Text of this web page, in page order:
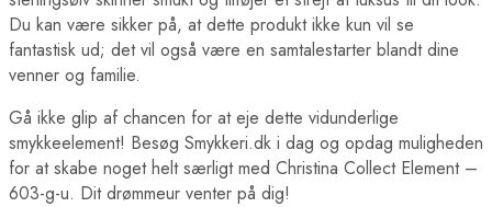
Du kan være sikker på, at dette produkt ikke kun vil se
fantastisk ud; det vil også være en samtalestarter blandt dine
venner og familie.
Gå ikke glip af chancen for at eje dette vidunderlige
smykkeelement! Besøg Smykkeri.dk i dag og opdag muligheden
for at skabe noget helt særligt med Christina Collect Element –
603-g-u. Dit drømmeur venter på dig!